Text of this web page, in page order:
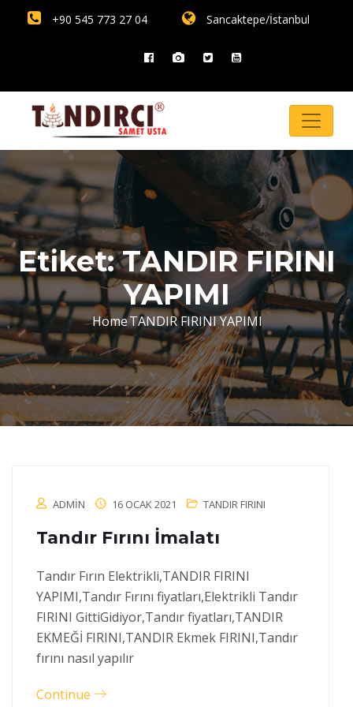
+90 545 773 27 04 Sancaktepe/İstanbul
Etiket:TANDIR FIRINI
YAPIMI
HomeTANDIR FIRINI YAPIMI
ADMIN 16 OCAK 2021 TANDIR FIRINI
Tandır Fırını İmalatı
Tandır Fırın Elektrikli,TANDIR FIRINI
YAPIMI,Tandır Fırını fiyatları,Elektrikli Tandır
FIRINI GittiGidiyor,Tandır fiyatları,TANDIR
EKMEĞİ FIRINI,TANDIR Ekmek FIRINI,Tandır
fırını nasıl yapılır
Continue